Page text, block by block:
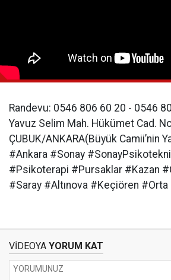
Randevu: 0546 806 60 20 - 0546
Yavuz Selim Mah. Hükümet Cad.
ÇUBUK/ANKARA(Büyük Camii’nin
#Ankara #Sonay
#Psikoterapi #Pursaklar #Kazan
#Saray #Altınova #Keçiören #Orta
VİDEOYA YORUM KAT